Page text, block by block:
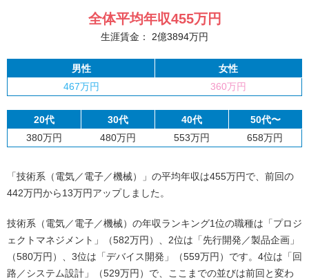
全体平均年収455万円
生涯賃金： 2億3894万円
男性
女性
467万円
360万円
20代 30代 40代
50代〜
380万円
480万円 553万円 658万円
「技術系（電気／電子／機械）」の平均年収は455万円で、前回の
442万円から13万円アップしました。
技術系（電気／電子／機械）の年収ランキング1位の職種は「プロジ
ェクトマネジメント」（582万円）、2位は「先行開発／製品企画」
（580万円）、3位は「デバイス開発」（559万円）です。4位は「回
路／システム設計」（529万円）で、ここまでの並びは前回と変わ